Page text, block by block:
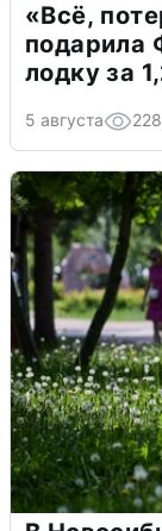
«Всё,
подарила
лодку за
5 августа 228